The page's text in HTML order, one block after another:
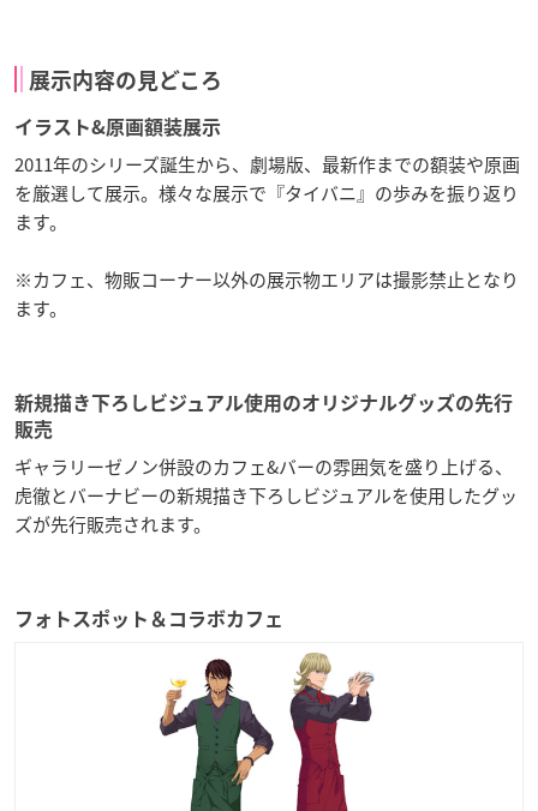
展示内容の見どころ
イラスト&原画額装展示
2011年のシリーズ誕生から、劇場版、最新作までの額装や原画
を厳選して展示。様々な展示で『タイバニ』の歩みを振り返り
ます。
※カフェ、物販コーナー以外の展示物エリアは撮影禁止となり
ます。
新規描き下ろしビジュアル使用のオリジナルグッズの先行
販売
ギャラリーゼノン併設のカフェ&バーの雰囲気を盛り上げる、
虎徹とバーナビーの新規描き下ろしビジュアルを使用したグッ
ズが先行販売されます。
フォトスポット＆コラボカフェ